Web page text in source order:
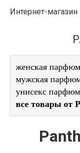
Интернет-
женская
мужская
унисекс
все товары от